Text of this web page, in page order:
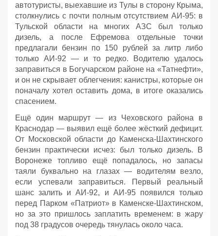
автотуристы, выехавшие из Тулы в сторону Крыма,
столкнулись с почти полным отсутствием АИ‑95: в
Тульской области на многих АЗС был только
дизель, а после Ефремова отдельные точки
предлагали бензин по 150 рублей за литр либо
только АИ‑92 — и то редко. Водителю удалось
заправиться в Богучарском районе на «Татнефти»,
и он не скрывает облегчения: канистры, которые он
поначалу хотел оставить дома, в итоге оказались
спасением.
Ещё один маршрут — из Чеховского района в
Краснодар — выявил ещё более жёсткий дефицит.
От Московской области до Каменска‑Шахтинского
бензин практически исчез: был только дизель. В
Воронеже топливо ещё попадалось, но запасы
таяли буквально на глазах — водителям везло,
если успевали заправиться. Первый реальный
шанс залить и АИ‑92, и АИ‑95 появился только
перед Парком «Патриот» в Каменске‑Шахтинском,
но за это пришлось заплатить временем: в жару
под 38 градусов очередь тянулась около часа.